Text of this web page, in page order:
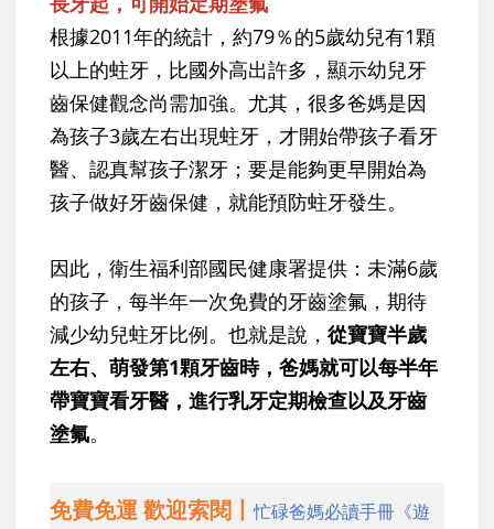
根據2011年的統計，約79％的5歲幼兒有1顆
以上的蛀牙，比國外高出許多，顯示幼兒牙
齒保健觀念尚需加強。尤其，很多爸媽是因
為孩子3歲左右出現蛀牙，才開始帶孩子看牙
醫、認真幫孩子潔牙；要是能夠更早開始為
孩子做好牙齒保健，就能預防蛀牙發生。
因此，衛生福利部國民健康署提供：未滿6歲
的孩子，每半年一次免費的牙齒塗氟，期待
減少幼兒蛀牙比例。也就是說， 從寶寶半歲
左右、萌發第1顆牙齒時，爸媽就可以每半年
帶寶寶看牙醫，進行乳牙定期檢查以及牙齒
塗氟。
免費免運 歡迎索閱丨忙碌爸媽必讀手冊《遊